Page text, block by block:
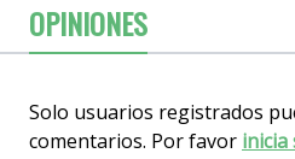
OPINIONES
Solo usuarios registrados
comentarios. Por favor inicia